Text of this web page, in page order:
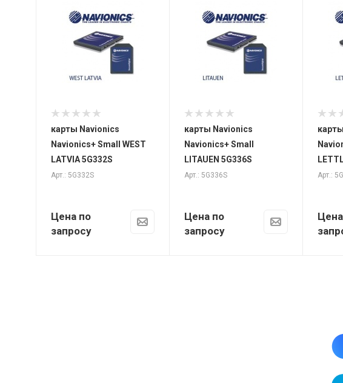
карты Navionics
Navionics+ Small WEST
LATVIA 5G332S
Арт.: 5G332S
Цена по
запросу
карты Navionics
Navionics+ Small
LITAUEN 5G336S
Арт.: 5G336S
Цена по
запросу
Арт.: